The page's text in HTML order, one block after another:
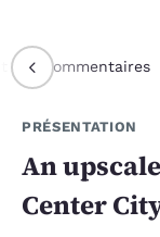
Commentaires
PRÉSENTATION
An
Center